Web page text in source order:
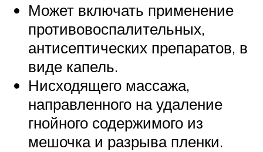
Может включать применение
противовоспалительных,
антисептических препаратов, в
виде капель.
Нисходящего массажа,
направленного на удаление
гнойного содержимого из
мешочка и разрыва пленки.